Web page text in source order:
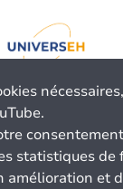
statistiques
amélioration et